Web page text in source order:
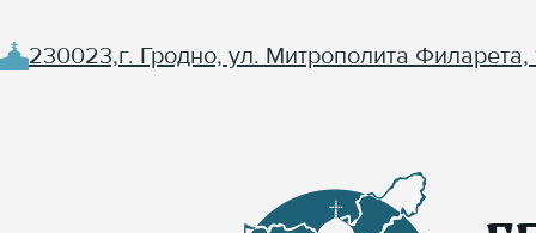
230023,г. Гродно, ул. Митрополита Филарета,